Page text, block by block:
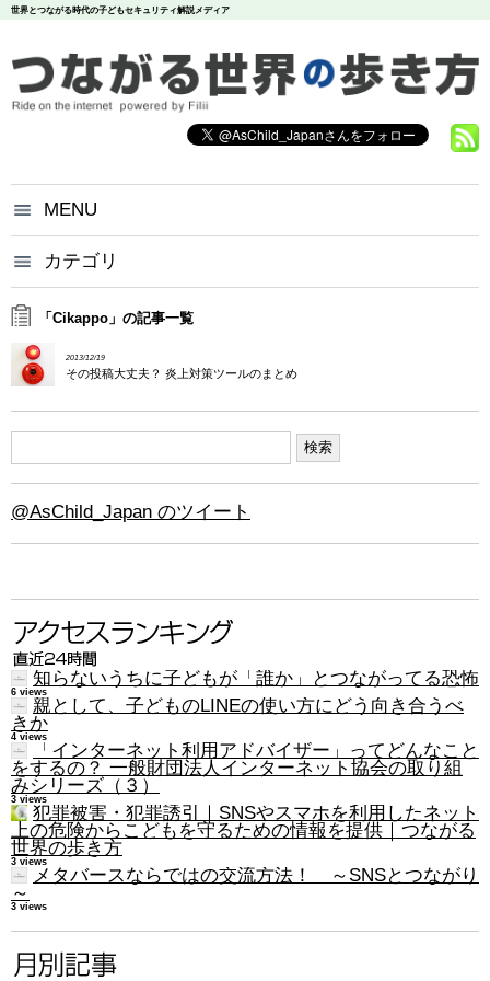
世界とつながる時代の子どもセキュリティ解説メディア
MENU
つながる世界の歩き方とは？
カテゴリ
いじめ
犯罪
炎上
調査データ
「Cikappo」の記事一覧
2013/12/19
その投稿大丈夫？ 炎上対策ツールのまとめ
@AsChild_Japan のツイート
知らないうちに子どもが「誰か」とつながってる恐怖
6 views
親として、子どものLINEの使い方にどう向き合うべ
きか
4 views
「インターネット利用アドバイザー」ってどんなこと
をするの？ 一般財団法人インターネット協会の取り組
みシリーズ（３）
3 views
犯罪被害・犯罪誘引｜SNSやスマホを利用したネット
上の危険からこどもを守るための情報を提供｜つながる
世界の歩き方
3 views
メタバースならではの交流方法！ ～SNSとつながり
～
3 views